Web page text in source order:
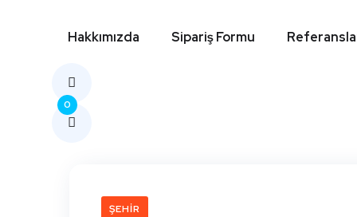
Hakkımızda Sipariş Formu
0
ŞEHIR